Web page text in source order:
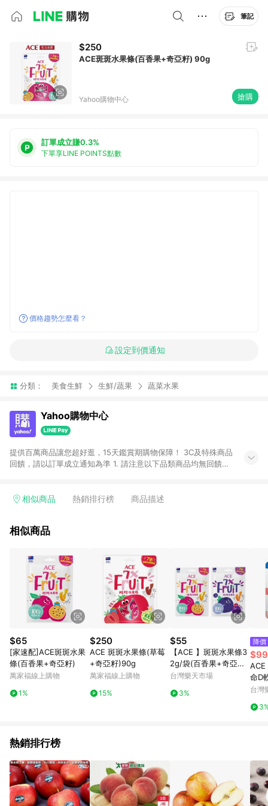
筆記
$250
ACE斑斑水果條(百香果+奇亞籽) 90g
Yahoo購物中心 搶購
訂單成立賺0.3%
下單享LINE POINTS點數
價格趨勢怎麼看？
設定到價通知
分類： 美食生鮮 生鮮/蔬果 蔬菜水果
Yahoo購物中心
提供百萬商品讓您超好逛，15天鑑賞期購物保障！ 3C及特殊商品
回饋，請以訂單成立通知為準 1. 請注意以下品類商品均無回饋：
電玩/遊戲/相機/單眼/鏡頭/拍立得 [2024/6/1起適用] -內接硬
的購回饋活動享Yahoo超贈點回饋者 - 購物中心商店之商品：商
3. 訂單回饋金額將扣除運費/購物金/超贈點/福利金/紅利折抵/折
價券等虛擬貨幣折抵 4. 大宗採購或批發轉賣不具回饋資格： 如
有相關事證認定您為大宗採購、批發轉賣而非最終消費使用者，
相關認定以Yahoo購物中心之認定為準
相似商品 熱銷排行榜 商品描述
相似商品
$65
[家速配]ACE斑斑水果
條(百香果+奇亞籽)
萬家福線上購物
1%
$250
ACE 斑斑水果條(草莓
+奇亞籽)90g
萬家福線上購物
15%
$55
【ACE 】斑斑水果條3
2g/袋(百香果+奇亞籽/
黑醋栗+奇亞籽) 水果
台灣樂天市場
3%
降價
$99
命D
4顆/
台灣
熱銷排行榜